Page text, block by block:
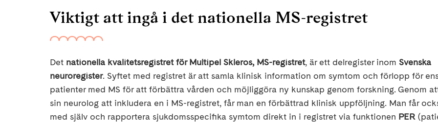
Viktigt att ingå i det nationella MS-registret
Det nationella kvalitetsregistret för Multipel Skleros, MS-registret, är ett delregister inom Svenska
neuroregister. Syftet med registret är att samla klinisk information om symtom och förlopp för
patienter med MS för att förbättra vården och möjliggöra ny kunskap genom forskning. Genom
sin neurolog att inkludera en i MS-registret, får man en förbättrad klinisk uppföljning. Man får
med själv och rapportera sjukdomsspecifika symtom direkt in i registret via funktionen PER